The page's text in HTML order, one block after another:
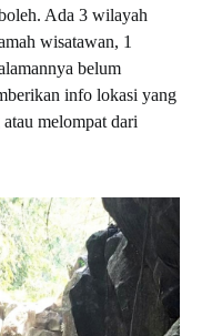
Ada 3 wilayah
wisatawan, 1
belum
info lokasi yang
melompat dari